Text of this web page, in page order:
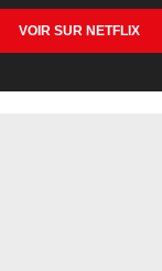
VOIR SUR NETFLIX